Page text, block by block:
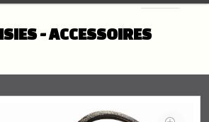
- ACCESSOIRES